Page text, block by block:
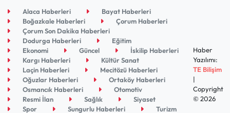
Alaca Haberleri
Bayat Haberleri
Boğazkale Haberleri
Çorum Haberleri
Çorum Son Dakika Haberleri
Dodurga Haberleri
Eğitim
Ekonomi
Güncel
İskilip Haberleri
Kargı Haberleri
Kültür Sanat
Laçin Haberleri
Mecitözü Haberleri
Oğuzlar Haberleri
Ortaköy Haberleri
Osmancık Haberleri
Otomotiv
Resmi İlan
Sağlık
Siyaset
Spor
Sungurlu Haberleri Turizm
Haber
Yazılımı:
TE Bilişim
|
Copyright
© 2026